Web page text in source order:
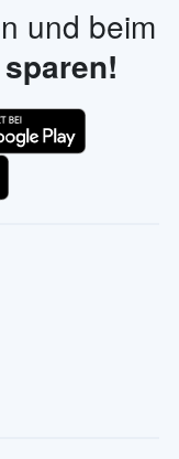
und beim